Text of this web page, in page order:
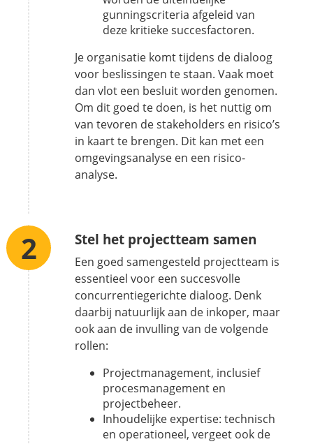
gunningscriteria afgeleid van
deze kritieke succesfactoren.
Je organisatie komt tijdens de dialoog
voor beslissingen te staan. Vaak moet
dan vlot een besluit worden genomen.
Om dit goed te doen, is het nuttig om
van tevoren destakeholders en risico’s
in kaart te brengen. Dit kan met een
omgevingsanalyse en een risico-
analyse.
Stel het projectteam samen
Een goed samengesteld projectteam is
essentieel voor een succesvolle
concurrentiegerichte dialoog. Denk
daarbij natuurlijk aan de inkoper, maar
ook aan de invulling van de volgende
rollen:
Projectmanagement, inclusief
procesmanagement en
projectbeheer.
Inhoudelijke expertise: technisch
en operationeel, vergeet ook de